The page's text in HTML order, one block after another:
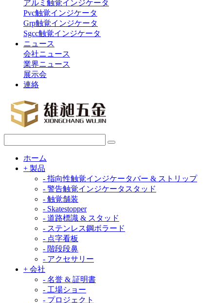
アルミ触覚インジケータ
Pvc触覚インジケータ
Grp触覚インジケータ
Sgcc触覚インジケータ
ニュース
会社ニュース
業界ニュース
展示会
連絡
ホーム
+ 製品
- 指向性触覚インジケータバー & ストリップ
- 警告触覚インジケータスタッド
- 触覚舗装
- Skatestopper
- 道路標識 & スタッド
- ステンレス鋼ボラード
- 点字看板
- 階段段鼻
- アクセサリー
+ 会社
- 名誉 & 証明書
- 工場ショー
- プロジェクト